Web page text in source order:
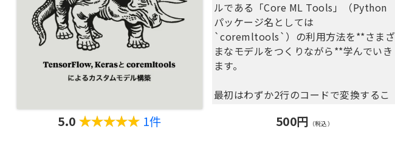
5.0 1件
ルである「Core ML Tools」（Python
パッケージ名としては
`coremltools`）の利用方法を**さまざ
まなモデルをつくりながら**学んでいき
ます。
最初はわずか2行のコードで変換するこ
つつ、もっと高度な変換方法や、モデル
500円 （税込）